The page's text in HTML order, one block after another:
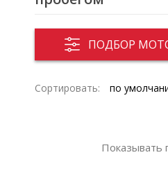
ПОДБОР
Сортировать:
Показывать